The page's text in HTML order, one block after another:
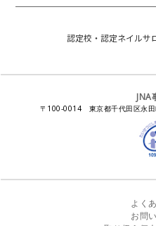
JNAオフィシャル教材
全日本ネイリスト選手権・地区大
11月ネイル月間
JNAネイルサロン等化学物質管理
法人会員
コンプライアンス／法令遵守
EUにおけるTPO成分を含む化粧品
景品表示法に基づく措置命令につい
サポートネイルサロン制度
教材・書籍・刊行物
認定校・認定ネイルサ
JNA
〒100-0014 東京都千代田区永
よく
お問